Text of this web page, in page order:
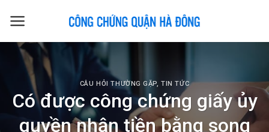
CÂU HỎI THƯỜNG GẶP,TIN TỨC
Có được công chứng giấy ủy
quyền nhận tiền bằng song